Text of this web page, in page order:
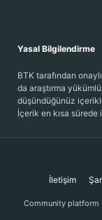
Yasal Bilgilendirme
BTK tarafından
da araştırma
düşündüğünüz
İçerik en kısa
İletişim
Community platform